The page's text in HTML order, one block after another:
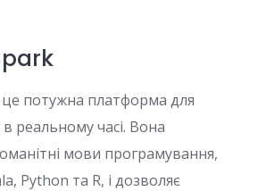
потужна платформа для
реальному часі. Вона
мови програмування,
Python та R, і дозволяє